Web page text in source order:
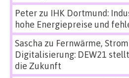
Peterzu IHK Dortmund:
hohe Energiepreise und
Sascha zu Fernwärme,
Digitalisierung: DEW21
die Zukunft